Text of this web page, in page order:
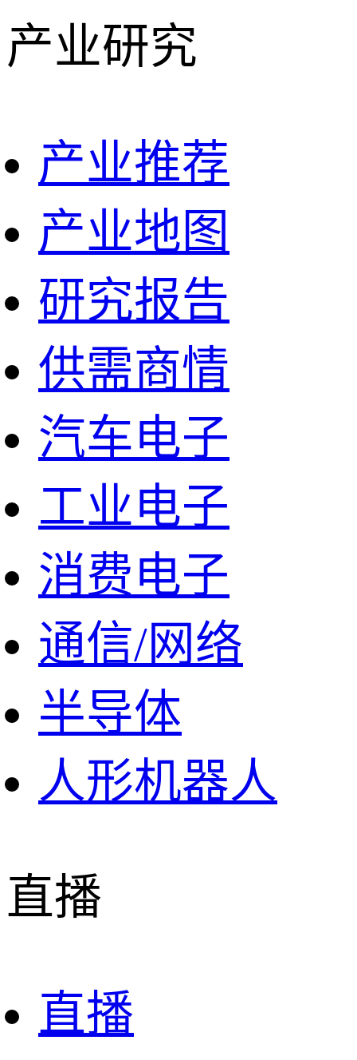
产业研究
产业推荐
产业地图
研究报告
供需商情
汽车电子
工业电子
消费电子
通信/网络
半导体
人形机器人
直播
直播